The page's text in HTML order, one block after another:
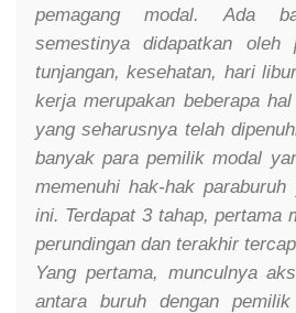
pemagang modal. Ada
semestinya didapatkan oleh
tunjangan, kesehatan, hari
kerja merupakan beberapa
yang seharusnya telah
banyak para pemilik modal
memenuhi hak-hak
ini. Terdapat 3 tahap, pertama
perundingan dan terakhir
Yang pertama, munculnya
antara buruh dengan